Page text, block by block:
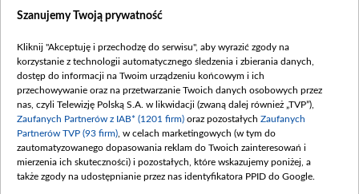
Dostępność
Procedura zgłoszeń wewnętrznych
Szanujemy Twoją prywatność
Kliknij "Akceptuję i przechodzę do serwisu", aby wyrazić zgody na
korzystanie z technologii automatycznego śledzenia i zbierania danych,
dostęp do informacji na Twoim urządzeniu końcowym i ich
przechowywanie oraz na przetwarzanie Twoich danych osobowych przez
nas, czyli Telewizję Polską S.A. w likwidacji (zwaną dalej również „TVP”),
Zaufanych Partnerów z IAB* (1201 firm) oraz pozostałych Zaufanych
Partnerów TVP (93 firm) , w celach marketingowych (w tym do
zautomatyzowanego dopasowania reklam do Twoich zainteresowań i
mierzenia ich skuteczności) i pozostałych, które wskazujemy poniżej, a
także zgody na udostępnianie przez nas identyfikatora PPID do Google.